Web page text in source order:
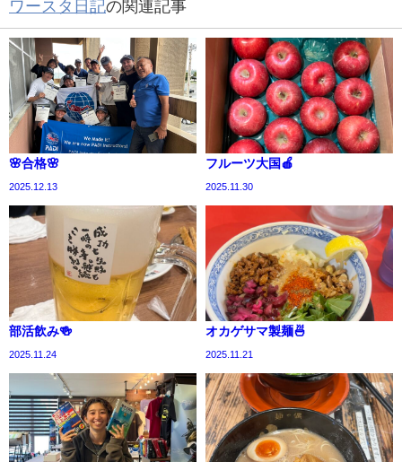
ワースタ日記の関連記事
🌸合格🌸
2025.12.13
フルーツ大国🍎
2025.11.30
部活飲み🍻
2025.11.24
オカゲサマ製麺🍜
2025.11.21